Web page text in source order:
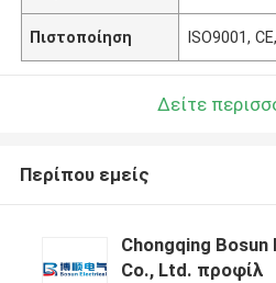
Πιστοποίηση ISO9001,
Δείτε
Περίπου εμείς
Chongqing
Co., Ltd. προφίλ